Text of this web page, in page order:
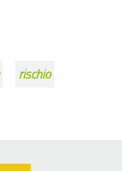
rischio